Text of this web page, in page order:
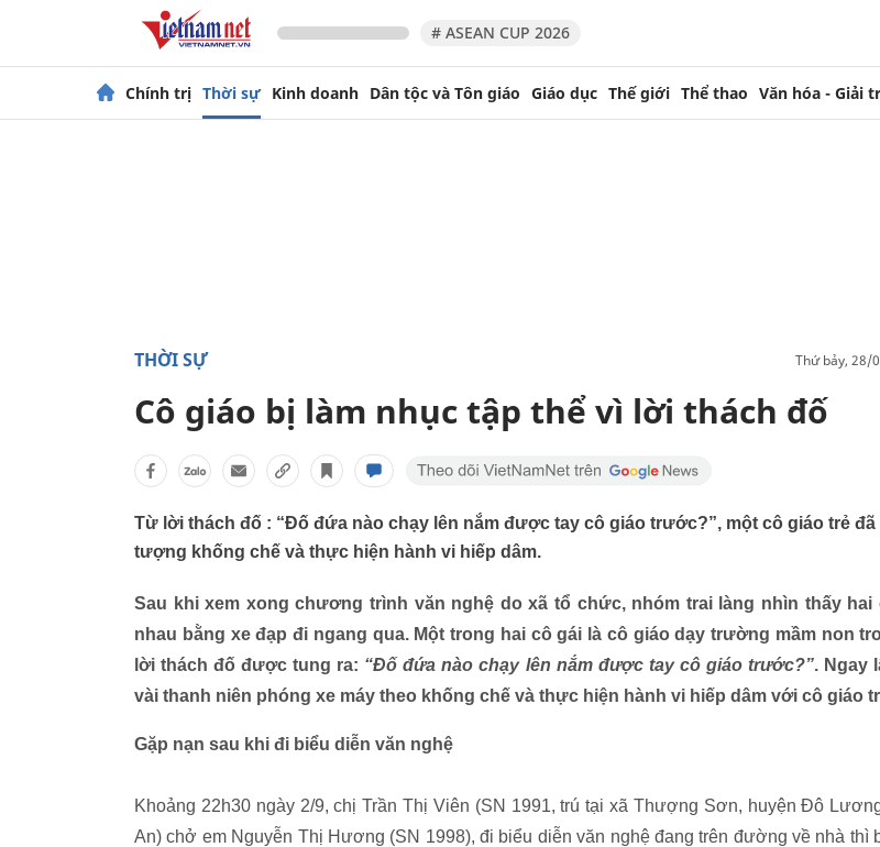
# ASEAN CUP 2026
Chính trị Thời sự Kinh doanh Dân tộc và Tôn giáo Giáo dục Thế giới Thể thao Văn hóa - Giải
THỜI SỰ thứ bảy, 28/
Cô giáo bị làm nhục tập thể vì lời thách đố
Từ lời thách đố : “Đố đứa nào chạy lên nắm được tay cô giáo trước?”, một cô giáo trẻ đã
tượng khống chế và thực hiện hành vi hiếp dâm.
Sau khi xem xong chương trình văn nghệ do xã tổ chức, nhóm trai làng nhìn thấy hai
nhau bằng xe đạp đi ngang qua. Một trong hai cô gái là cô giáo dạy trường mầm non
lời thách đố được tung ra: “Đố đứa nào chạy lên nắm được tay cô giáo trước?”. Ngay
vài thanh niên phóng xe máy theo khống chế và thực hiện hành vi hiếp dâm với cô giáo
Gặp nạn sau khi đi biểu diễn văn nghệ
Khoảng 22h30 ngày 2/9, chị Trần Thị Viên (SN 1991, trú tại xã Thượng Sơn, huyện Đô
An) chở em Nguyễn Thị Hương (SN 1998), đi biểu diễn văn nghệ đang trên đường về nhà thì